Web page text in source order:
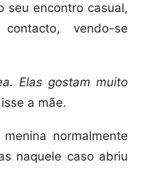
seu encontro casual,
vendo-se
Elas gostam muito
a mãe.
normalmente
naquele caso abriu